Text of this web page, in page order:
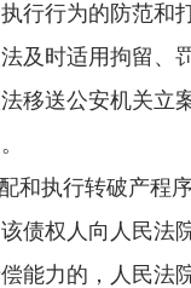
行为的防范和打
及时适用拘留、
移送公安机关立
执行转破产程序
债权人向人民法
能力的，人民